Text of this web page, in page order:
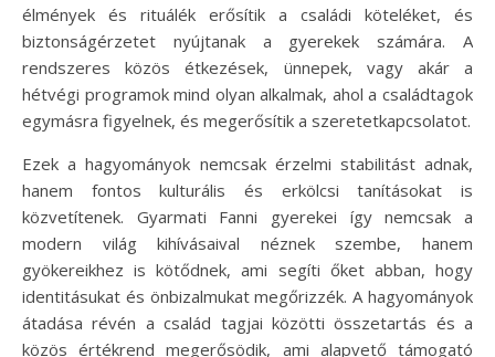
élmények és rituálék erősítik a családi köteléket, és
biztonságérzetet nyújtanak a gyerekek számára. A
rendszeres közös étkezések, ünnepek, vagy akár a
hétvégi programok mind olyan alkalmak, ahol a családtagok
egymásra figyelnek, és megerősítik a szeretetkapcsolatot.
Ezek a hagyományok nemcsak érzelmi stabilitást adnak,
hanem fontos kulturális és erkölcsi tanításokat is
közvetítenek. Gyarmati Fanni gyerekei így nemcsak a
modern világ kihívásaival néznek szembe, hanem
gyökereikhez is kötődnek, ami segíti őket abban, hogy
identitásukat és önbizalmukat megőrizzék. A hagyományok
átadása révén a család tagjai közötti összetartás és a
közös értékrend megerősödik, ami alapvető támogató